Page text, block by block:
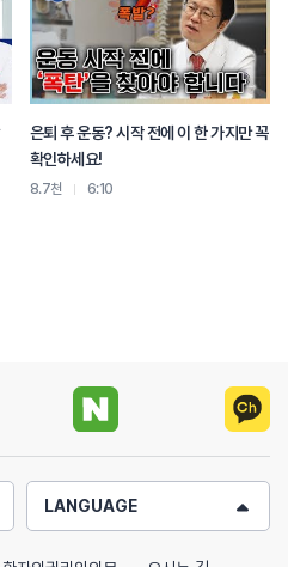
은퇴 후 운동? 시작 전에 이 한 가지만 꼭
확인하세요!
8.7천 6:10
LANGUAGE